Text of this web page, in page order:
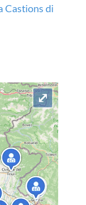
Castions di
⤢